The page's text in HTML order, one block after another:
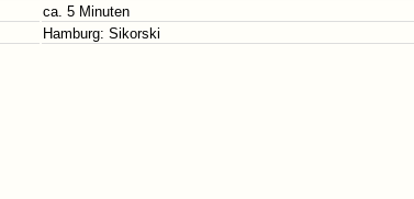
ca. 5 Minuten
Hamburg: Sikorski